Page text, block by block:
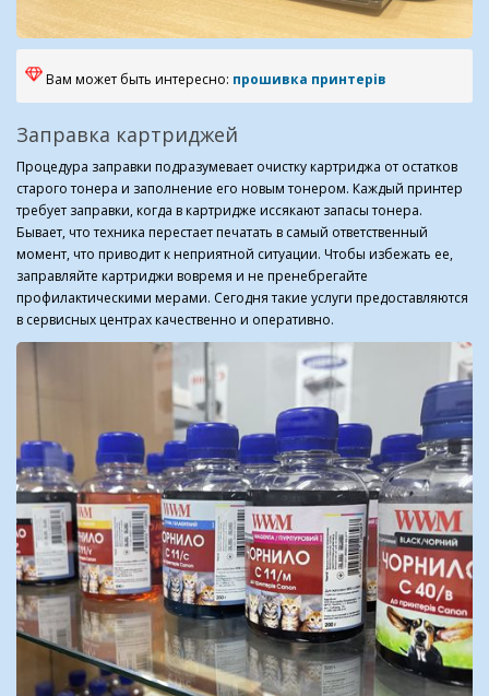
Вам может быть интересно: прошивка принтерів
Заправка картриджей
Процедура заправки подразумевает очистку картриджа от остатков
старого тонера и заполнение его новым тонером. Каждый принтер
требует заправки, когда в картридже иссякают запасы тонера.
Бывает, что техника перестает печатать в самый ответственный
момент, что приводит к неприятной ситуации. Чтобы избежать ее,
заправляйте картриджи вовремя и не пренебрегайте
профилактическими мерами. Сегодня такие услуги предоставляются
в сервисных центрах качественно и оперативно.